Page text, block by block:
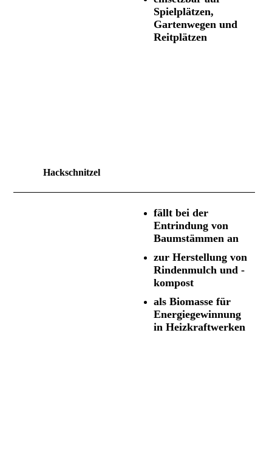
Hackschnitzel
Spielplätzen,
Gartenwegen und
Reitplätzen
fällt bei der
Entrindung von
Baumstämmen an
zur Herstellung von
Rindenmulch und -
kompost
als Biomasse für
Energiegewinnung
in Heizkraftwerken